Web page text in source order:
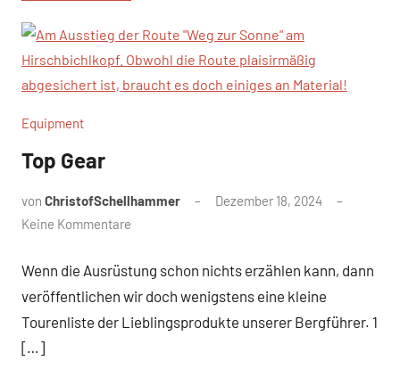
Equipment
Top Gear
von ChristofSchellhammer
Dezember 18, 2024
Keine Kommentare
Wenn die Ausrüstung schon nichts erzählen kann, dann
veröffentlichen wir doch wenigstens eine kleine
Tourenliste der Lieblingsprodukte unserer Bergführer. 1
[…]